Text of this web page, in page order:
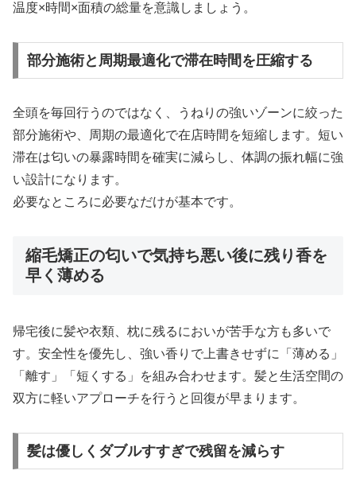
温度×時間×面積の総量を意識しましょう。
部分施術と周期最適化で滞在時間を圧縮する
全頭を毎回行うのではなく、うねりの強いゾーンに絞った
部分施術や、周期の最適化で在店時間を短縮します。短い
滞在は匂いの暴露時間を確実に減らし、体調の振れ幅に強
い設計になります。
必要なところに必要なだけが基本です。
縮毛矯正の匂いで気持ち悪い後に残り香を
早く薄める
帰宅後に髪や衣類、枕に残るにおいが苦手な方も多いで
す。安全性を優先し、強い香りで上書きせずに「薄める」
「離す」「短くする」を組み合わせます。髪と生活空間の
双方に軽いアプローチを行うと回復が早まります。
髪は優しくダブルすすぎで残留を減らす